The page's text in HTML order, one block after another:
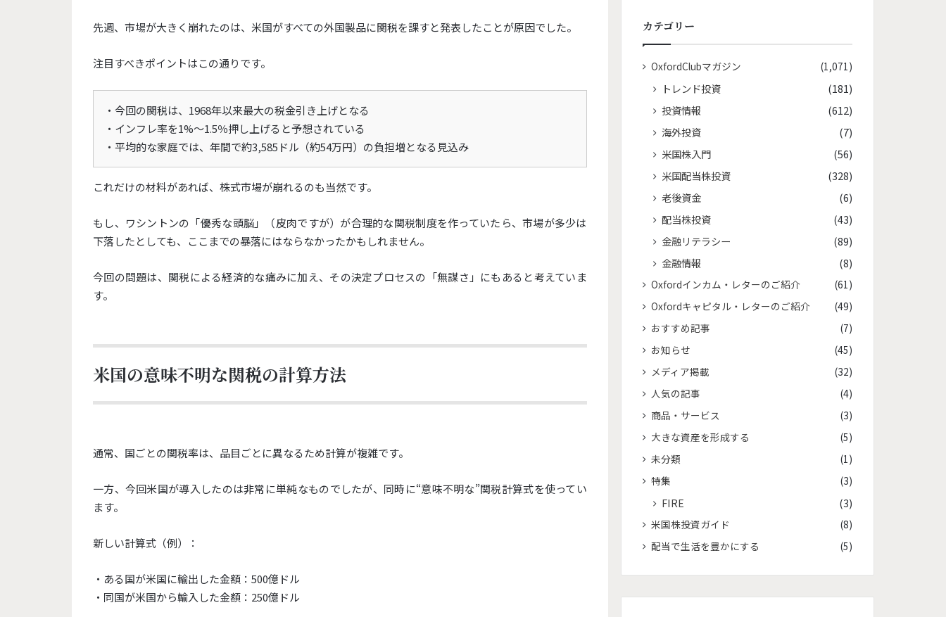
先週、市場が大きく崩れたのは、米国がすべての外国製品に関税を課すと発表したことが原因でした。
注目すべきポイントはこの通りです。
・今回の関税は、1968年以来最大の税金引き上げとなる
・インフレ率を1%〜1.5％押し上げると予想されている
・平均的な家庭では、年間で約3,585ドル（約54万円） の負担増となる見込み
これだけの材料があれば、株式市場が崩れるのも当然です。
もし、ワシントンの「優秀な頭脳」（皮肉ですが） が合理的な関税制度を作っていたら、市場が多少は
下落したとしても、 ここまでの暴落にはならなかったかもしれません。
今回の問題は、関税による経済的な痛みに加え、 その決定プロセスの「無謀さ」にもあると考えていま
す。
米国の意味不明な関税の計算方法
通常、国ごとの関税率は、品目ごとに異なるため計算が複雑です。
一方、今回米国が導入したのは非常に単純なものでしたが、 同時に“意味不明な”関税計算式を使ってい
ます。
新しい計算式（例）：
・ある国が米国に輸出した金額：500億ドル
・同国が米国から輸入した金額：250億ドル
カテゴリー
OxfordClubマガジン (1,071)
トレンド投資
(181)
投資情報
(612)
海外投資
(7)
米国株入門
(56)
米国配当株投資
(328)
老後資金
(6)
配当株投資
(43)
金融リテラシー
(89)
金融情報
(8)
Oxfordインカム・レターのご紹介
(61)
Oxfordキャピタル・レターのご紹介
(49)
おすすめ記事
(7)
お知らせ
(45)
メディア掲載
(32)
人気の記事
(4)
商品・サービス
(3)
大きな資産を形成する
(5)
未分類
(1)
特集
(3)
FIRE (3)
米国株投資ガイド
(8)
配当で生活を豊かにする
(5)